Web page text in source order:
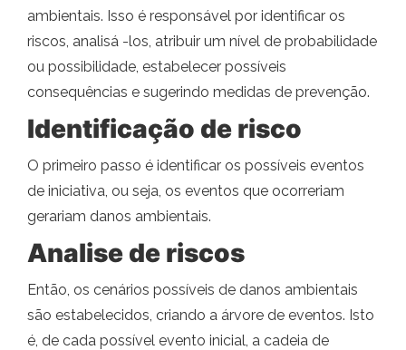
ambientais. Isso é responsável por identificar os
riscos, analisá -los, atribuir um nível de probabilidade
ou possibilidade, estabelecer possíveis
consequências e sugerindo medidas de prevenção.
Identificação de risco
O primeiro passo é identificar os possíveis eventos
de iniciativa, ou seja, os eventos que ocorreriam
gerariam danos ambientais.
Analise de riscos
Então, os cenários possíveis de danos ambientais
são estabelecidos, criando a árvore de eventos. Isto
é, de cada possível evento inicial, a cadeia de